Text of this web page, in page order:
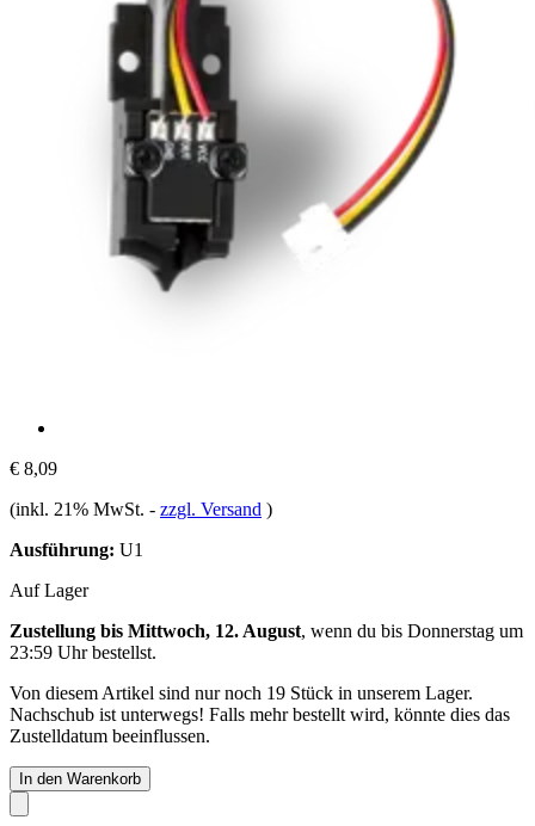
€ 8,09
(inkl. 21% MwSt. - zzgl. Versand )
Ausführung: U1
Auf Lager
Zustellung bis Mittwoch, 12. August, wenn du bis Donnerstag um
23:59 Uhrbestellst.
Von diesem Artikel sind nur noch 19 Stück in unserem Lager.
Nachschub ist unterwegs! Falls mehr bestellt wird, könnte dies das
Zustelldatum beeinflussen.
In den Warenkorb